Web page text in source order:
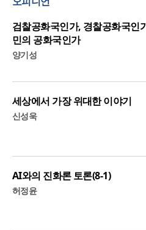
검찰공화국인가, 경찰공화국인
민의 공화국인가
양기성
세상에서 가장 위대한 이야기
신성욱
AI와의 진화론 토론(8-1)
허정윤